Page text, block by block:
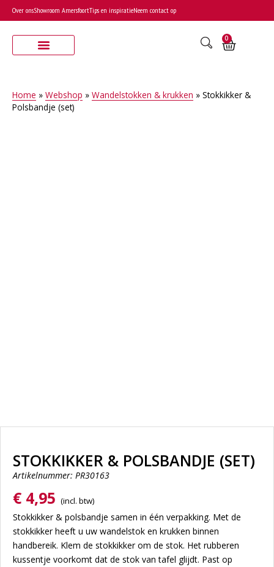
Over onsShowroom AmersfoortTips en inspiratieNeem contact op
0
Home » Webshop » Wandelstokken & krukken » Stokkikker &
Polsbandje (set)
STOKKIKKER & POLSBANDJE (SET)
Artikelnummer: PR30163
€ 4,95
Stokkikker & polsbandje samen in één verpakking. Met de
stokkikker heeft u uw wandelstok en krukken binnen
handbereik. Klem de stokkikker om de stok. Het rubberen
kussentje voorkomt dat de stok van tafel glijdt. Past op